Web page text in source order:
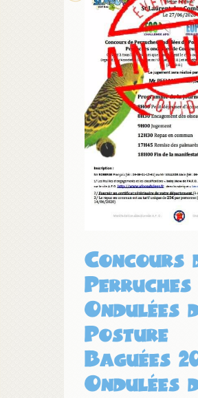
Concours
Perruches
Ondulées
Posture
Baguées
Ondulées